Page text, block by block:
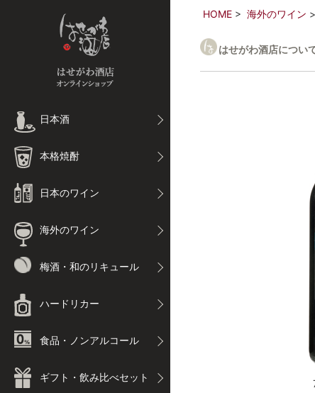
日本酒
本格焼酎
日本のワイン
海外のワイン
梅酒・和のリキュール
ハードリカー
食品・ノンアルコール
ギフト・飲み比べセット
HOME 海外のワイン
はせがわ酒店につい